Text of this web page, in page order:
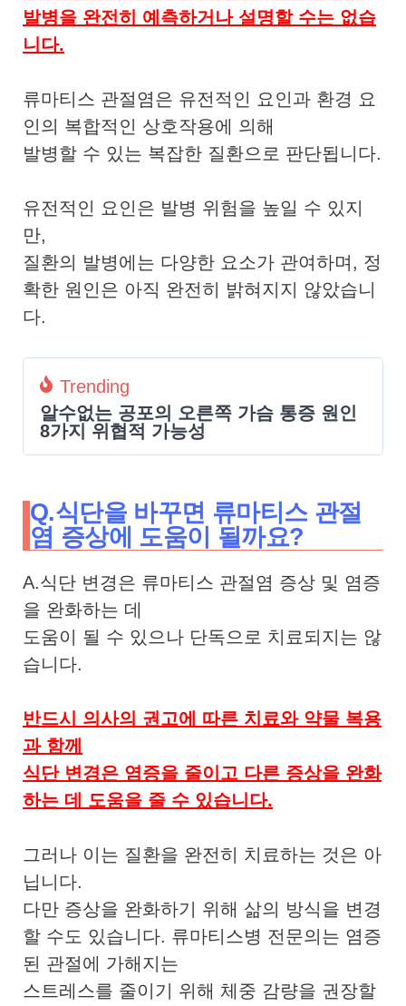
발병을 완전히 예측하거나 설명할 수는 없습
니다.
류마티스 관절염은 유전적인 요인과 환경 요
인의 복합적인 상호작용에 의해
발병할 수 있는 복잡한 질환으로 판단됩니다.
유전적인 요인은 발병 위험을 높일 수 있지
만,
질환의 발병에는 다양한 요소가 관여하며, 정
확한 원인은 아직 완전히 밝혀지지 않았습니
다.
Trending
알수없는 공포의 오른쪽 가슴 통증 원인
8가지 위협적 가능성
Q.식단을 바꾸면 류마티스 관절
염 증상에 도움이 될까요?
A.식단 변경은 류마티스 관절염 증상 및 염증
을 완화하는 데
도움이 될 수 있으나 단독으로 치료되지는 않
습니다.
반드시 의사의 권고에 따른 치료와 약물 복용
과 함께
식단 변경은 염증을 줄이고 다른 증상을 완화
하는 데 도움을 줄 수 있습니다.
그러나 이는 질환을 완전히 치료하는 것은 아
닙니다.
다만 증상을 완화하기 위해 삶의 방식을 변경
할 수도 있습니다. 류마티스병 전문의는 염증
된 관절에 가해지는
스트레스를 줄이기 위해 체중 감량을 권장할